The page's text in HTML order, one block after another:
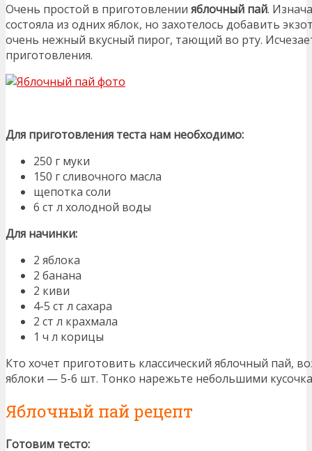
Очень простой в приготовлении яблочный пай.
состояла из одних яблок, но захотелось добавить
очень нежный вкусный пирог, тающий во рту.
приготовления.
Для приготовления теста нам необходимо:
250 г муки
150 г сливочного масла
щепотка соли
6 ст л холодной воды
Для начинки:
2 яблока
2 банана
2 киви
4-5 ст л сахара
2 ст л крахмала
1 ч л корицы
Кто хочет приготовить классический яблочный пай,
яблоки — 5-6 шт. Тонко нарежьте небольшими
Яблочный пай рецепт
Готовим тесто: